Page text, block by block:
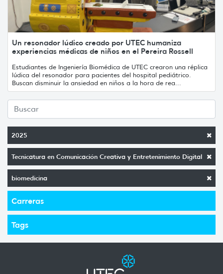
2025
Tecnicatura en Comunicación Creativa y Entretenimiento Digital
biomedicina
Carreras
Tags
Un resonador lúdico creado por UTEC humaniza
experiencias médicas de niños en el Pereira Rossell
Estudiantes de Ingeniería Biomédica de UTEC crearon una réplica
lúdica del resonador para pacientes del hospital pediátrico.
Buscan disminuir la ansiedad en niños a la hora de rea...